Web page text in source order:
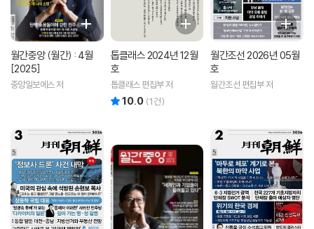
월간중앙 (월간) : 4월
[2025]
중앙일보에스 저
톱클래스 2024년 12월
호
톱클래스 편집부 저
10.0 (1건)
월간조선 2026년 05월
호
월간조선 편집부 저